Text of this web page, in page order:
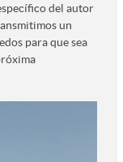
del autor
un
para que sea